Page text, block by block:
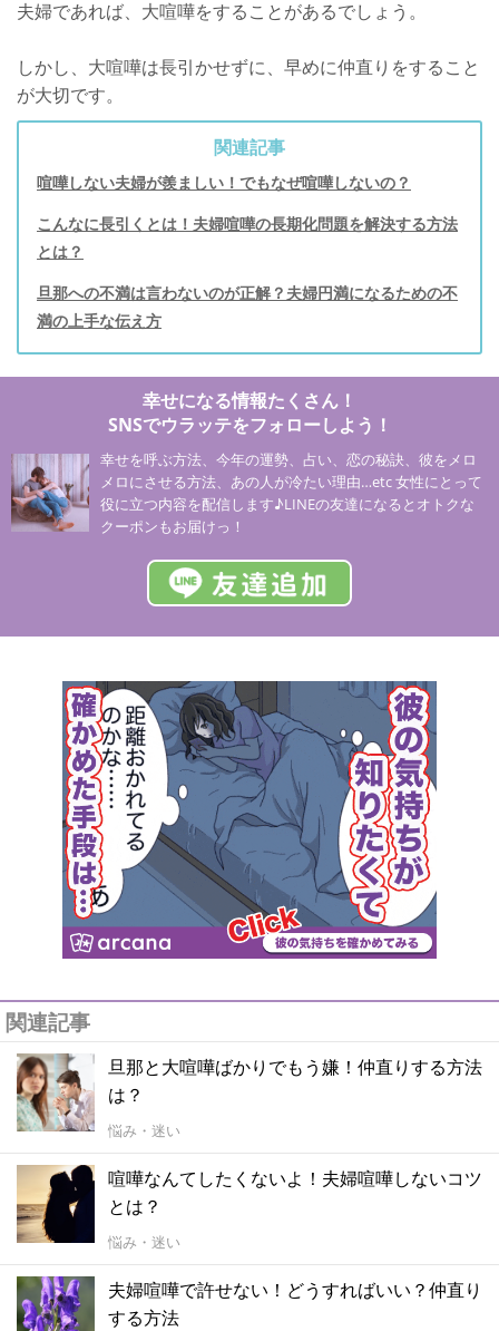
夫婦であれば、大喧嘩をすることがあるでしょう。
しかし、大喧嘩は長引かせずに、早めに仲直りをすること
が大切です。
関連記事
喧嘩しない夫婦が羨ましい！でもなぜ喧嘩しないの？
こんなに長引くとは！夫婦喧嘩の長期化問題を解決する方法
とは？
旦那への不満は言わないのが正解？夫婦円満になるための不
満の上手な伝え方
幸せになる情報たくさん！
SNSでウラッテをフォローしよう！
幸せを呼ぶ方法、今年の運勢、占い、恋の秘訣、彼をメロ
メロにさせる方法、あの人が冷たい理由…etc 女性にとって
役に立つ内容を配信します♪LINEの友達になるとオトクな
クーポンもお届けっ！
関連記事
旦那と大喧嘩ばかりでもう嫌！仲直りする方法
は？
悩み・迷い
喧嘩なんてしたくないよ！夫婦喧嘩しないコツ
とは？
悩み・迷い
夫婦喧嘩で許せない！どうすればいい？仲直り
する方法